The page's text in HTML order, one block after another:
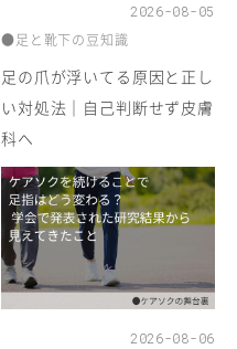
2026-08-05
●足と靴下の豆知識
足の爪が浮いてる原因と正し
い対処法｜自己判断せず皮膚
科へ
2026-08-06